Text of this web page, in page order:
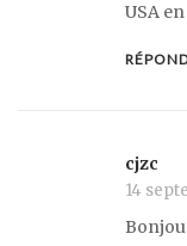
USA
cjzc
14